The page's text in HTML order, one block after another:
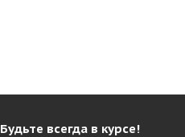
Будьте всегда в курсе!